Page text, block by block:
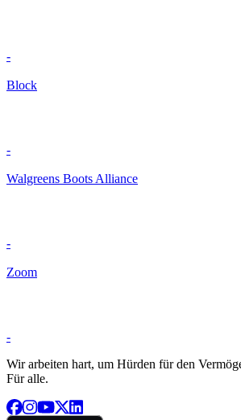
-
Block
-
Walgreens Boots Alliance
-
Zoom
-
Wir arbeiten hart, um Hürden für den
Für alle.